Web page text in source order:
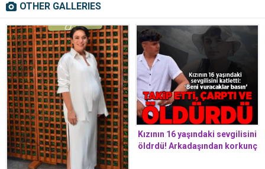
OTHER GALLERIES
Kızının 16 yaşındaki sevgilisini
öldrdü! Arkadaşından korkunç